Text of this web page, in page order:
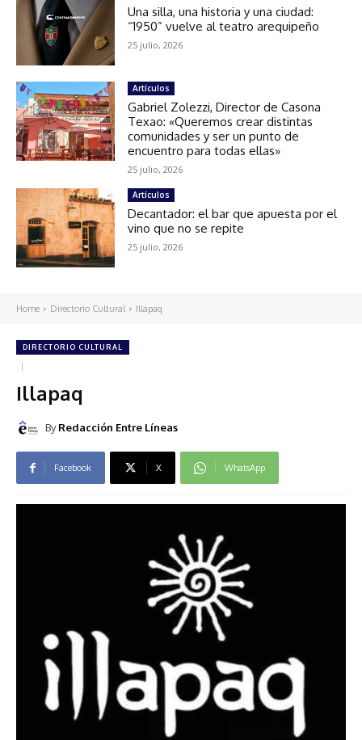
Una silla, una historia y una ciudad:
“1950” vuelve al teatro arequipeño
25 julio, 2026
Artículos
Gabriel Zolezzi, Director de Casona
Texao: «Queremos crear distintas
comunidades y ser un punto de
encuentro para todas ellas»
25 julio, 2026
Artículos
Decantador: el bar que apuesta por el
vino que no se repite
25 julio, 2026